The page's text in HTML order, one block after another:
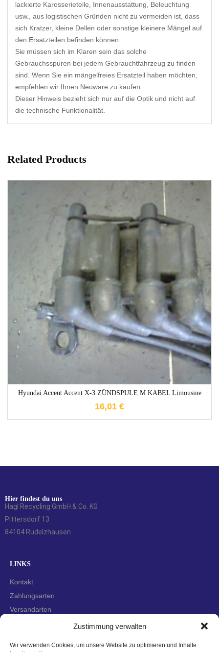
Zustimmung verwalten
Wir verwenden Cookies, um unsere Website zu optimieren und Inhalte
lackierte Karosserieteile, Innenausstattung, Beleuchtung
usw., aus logistischen Gründen nicht zu vermeiden ist, dass
sich Kratzer, kleine Dellen oder sonstige kleinere Mängel auf
den Ersatzteilen befinden können.
Sie müssen sich im Klaren sein das solche
Gebrauchsspuren bei jedem Gebrauchtfahrzeug zu finden
sind. Wenn Sie ein mängelfreies Ersatzteil haben möchten,
empfehlen wir Ihnen Neuware zu kaufen.
Dieser Hinweis bezieht sich nur auf die Optik und nicht auf
die technische Funktionalität.
Related Products
Hyundai Accent Accent X-3 ZÜNDSPULE M KABEL Limousine
16,01 €
1-3 Werktage
Hier findest du uns
Hagl Recycling GmbH & Co. KG
Pittersdorf 13
84104 Rudelzhausen
LINKS
Kontakt
Zahlungsarten
Versandarten